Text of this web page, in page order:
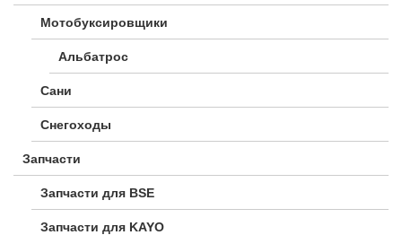
Мотобуксировщики
Альбатрос
Сани
Снегоходы
Запчасти
Запчасти для BSE
Запчасти для KAYO